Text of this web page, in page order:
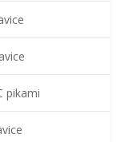
pikami